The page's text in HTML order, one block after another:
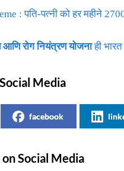
: पति-पत्नी को हर महीने
रोग नियंत्रण योजनाही
Media
facebook
Social Media